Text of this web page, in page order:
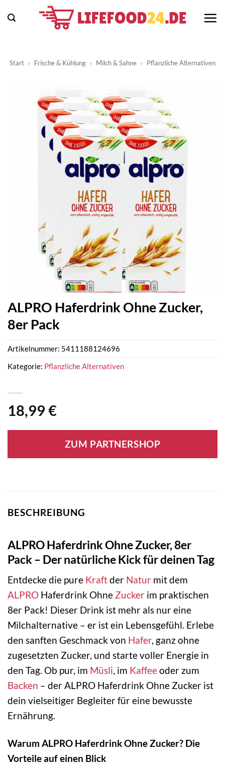
Inhalt
Start » Frische & Kühlung » Milch & Sahne » Pflanzliche Alternativen
ALPRO Haferdrink Ohne Zucker,
8er Pack
18,99 €
ZUM PARTNERSHOP
Artikelnummer: 5411188124696
Kategorie: Pflanzliche Alternativen
BESCHREIBUNG
ALPRO Haferdrink Ohne Zucker, 8er
Pack – Der natürliche Kick für deinen Tag
Entdecke die pure Kraftder Natur mit dem
ALPRO Haferdrink Ohne Zucker im praktischen
8er Pack! Dieser Drink ist mehr als nur eine
Milchalternative – er ist ein Lebensgefühl. Erlebe
den sanften Geschmack von Hafer, ganz ohne
zugesetzten Zucker, und starte voller Energie in
den Tag. Ob pur, im Müsli, im Kaffeeoder zum
Backen – der ALPRO Haferdrink Ohne Zucker ist
dein vielseitiger Begleiter für eine bewusste
Ernährung.
Warum ALPRO Haferdrink Ohne Zucker? Die
Vorteile auf einen Blick